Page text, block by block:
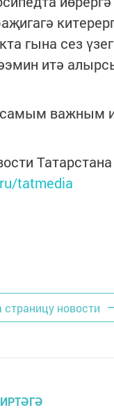
гына сез
итә
самым важным
tatmedia
страницу новости